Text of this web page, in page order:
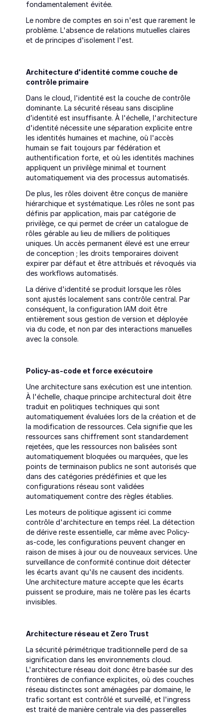
fondamentalement évitée.
Le nombre de comptes en soi n'est que rarement le
problème. L'absence de relations mutuelles claires
et de principes d'isolement l'est.
Architecture d'identité comme couche de
contrôle primaire
Dans le cloud, l'identité est la couche de contrôle
dominante. La sécurité réseau sans discipline
d’identité est insuffisante. À l'échelle, l'architecture
d'identité nécessite une séparation explicite entre
les identités humaines et machine, où l'accès
humain se fait toujours par fédération et
authentification forte, et où les identités machines
appliquent un privilège minimal et tournent
automatiquement via des processus automatisés.
De plus, les rôles doivent être conçus de manière
hiérarchique et systématique. Les rôles ne sont pas
définis par application, mais par catégorie de
privilège, ce qui permet de créer un catalogue de
rôles gérable au lieu de milliers de politiques
uniques. Un accès permanent élevé est une erreur
de conception ; les droits temporaires doivent
expirer par défaut et être attribués et révoqués via
des workflows automatisés.
La dérive d'identité se produit lorsque les rôles
sont ajustés localement sans contrôle central. Par
conséquent, la configuration IAM doit être
entièrement sous gestion de version et déployée
via du code, et non par des interactions manuelles
avec la console.
Policy-as-code et force exécutoire
Une architecture sans exécution est une intention.
À l'échelle, chaque principe architectural doit être
traduit en politiques techniques qui sont
automatiquement évaluées lors de la création et de
la modification de ressources. Cela signifie que les
ressources sans chiffrement sont standardement
rejetées, que les ressources non balisées sont
automatiquement bloquées ou marquées, que les
points de terminaison publics ne sont autorisés que
dans des catégories prédéfinies et que les
configurations réseau sont validées
automatiquement contre des règles établies.
Les moteurs de politique agissent ici comme
contrôle d'architecture en temps réel. La détection
de dérive reste essentielle, car même avec Policy-
as-code, les configurations peuvent changer en
raison de mises à jour ou de nouveaux services. Une
surveillance de conformité continue doit détecter
les écarts avant qu'ils ne causent des incidents.
Une architecture mature accepte que les écarts
puissent se produire, mais ne tolère pas les écarts
invisibles.
Architecture réseau et Zero Trust
La sécurité périmétrique traditionnelle perd de sa
signification dans les environnements cloud.
L'architecture réseau doit donc être basée sur des
frontières de confiance explicites, où des couches
réseau distinctes sont aménagées par domaine, le
trafic sortant est contrôlé et surveillé, et l'ingress
est traité de manière centrale via des passerelles